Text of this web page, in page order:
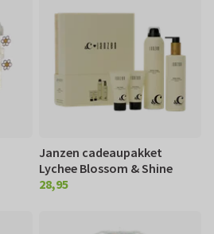
Janzen cadeaupakket
Lychee Blossom & Shine
€ 28,95
28,95